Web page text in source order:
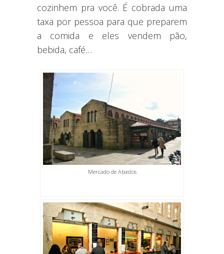
cozinhem pra você. É cobrada uma
taxa por pessoa para que preparem
a comida e eles vendem pão,
bebida, café…
Mercado de Abastos